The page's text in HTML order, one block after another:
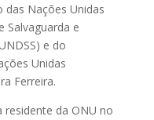
das Nações Unidas
Salvaguarda e
e do
Unidas
Ferreira.
da ONU no